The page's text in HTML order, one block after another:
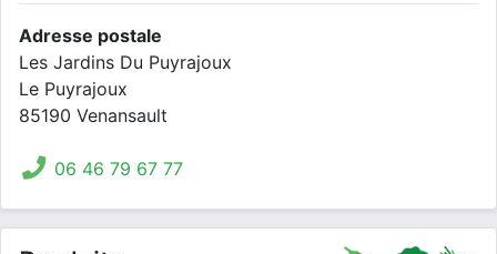
Adresse postale
Les Jardins Du Puyrajoux
Le Puyrajoux
85190 Venansault
06 46 79 67 77